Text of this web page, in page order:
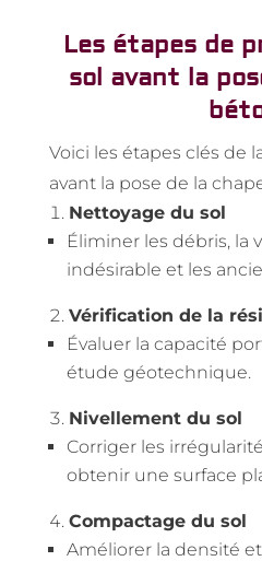
Les étapes de
sol avant la
Voici les étapes clés de
avant la pose de la
Nettoyage du sol
Éliminer les débris, la
indésirable et les
Vérification de la
Évaluer la capacité
étude géotechnique.
Nivellement du sol
Corriger les
obtenir une surface
Compactage du sol
Améliorer la densité